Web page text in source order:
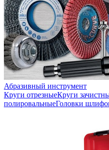
Абразивный инструмент
Круги отрезныеКруги
полировальныеГоловки